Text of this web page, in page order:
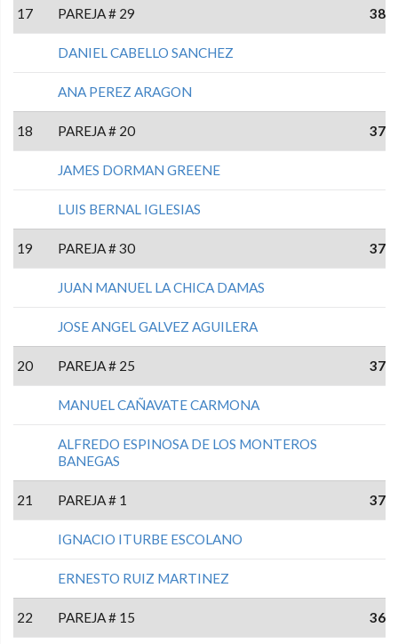
17 PAREJA # 29 38
DANIEL CABELLO SANCHEZ
ANA PEREZ ARAGON
18 PAREJA # 20 37
JAMES DORMAN GREENE
LUIS BERNAL IGLESIAS
19 PAREJA # 30 37
JUAN MANUEL LA CHICA DAMAS
JOSE ANGEL GALVEZ AGUILERA
20 PAREJA # 25 37
MANUEL CAÑAVATE CARMONA
ALFREDO ESPINOSA DE LOS MONTEROS
BANEGAS
21 PAREJA # 1 37
IGNACIO ITURBE ESCOLANO
ERNESTO RUIZ MARTINEZ
22 PAREJA # 15 36